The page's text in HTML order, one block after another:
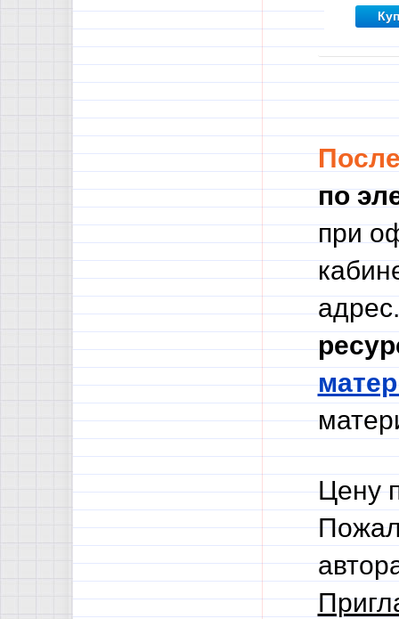
9 класса
по
при
Цену